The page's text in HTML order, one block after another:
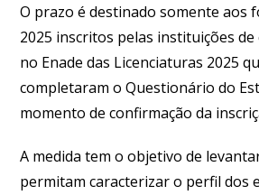
O prazo é destinado somente aos
2025 inscritos pelas instituições
no Enade das Licenciaturas 2025
completaram o Questionário do
momento de confirmação da
A medida tem o objetivo de
permitam caracterizar o perfil dos